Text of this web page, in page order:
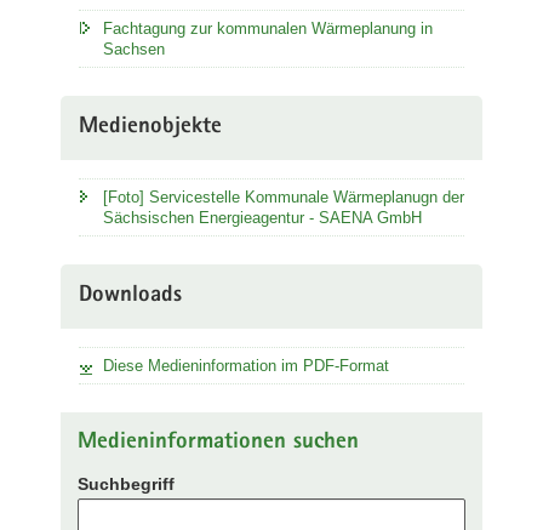
Fachtagung zur kommunalen Wärmeplanung in
Sachsen
Medienobjekte
[Foto] Servicestelle Kommunale Wärmeplanugn der
Sächsischen Energieagentur - SAENA GmbH
Downloads
Diese Medieninformation im PDF-Format
Medieninformationen suchen
Suchbegriff